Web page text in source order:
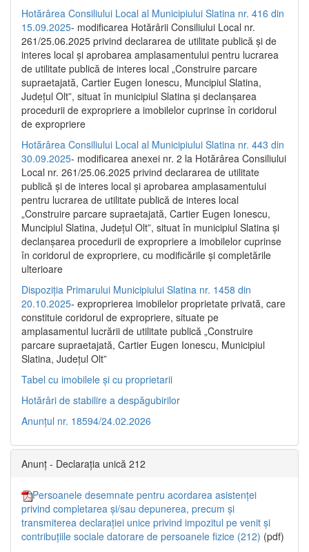
Hotărârea Consiliului Local al Municipiului Slatina nr. 416 din
15.09.2025- modificarea Hotărârii Consiliului Local nr.
261/25.06.2025 privind declararea de utilitate publică și de
interes local și aprobarea amplasamentului pentru lucrarea
de utilitate publică de interes local „Construire parcare
supraetajată, Cartier Eugen Ionescu, Muncipiul Slatina,
Județul Olt”, situat în municipiul Slatina și declanșarea
procedurii de expropriere a imobilelor cuprinse în coridorul
de expropriere
Hotărârea Consiliului Local al Municipiului Slatina nr. 443 din
30.09.2025- modificarea anexei nr. 2 la Hotărârea Consiliului
Local nr. 261/25.06.2025 privind declararea de utilitate
publică şi de interes local şi aprobarea amplasamentului
pentru lucrarea de utilitate publică de interes local
„Construire parcare supraetajată, Cartier Eugen Ionescu,
Muncipiul Slatina, Judeţul Olt”, situat în municipiul Slatina şi
declanşarea procedurii de expropriere a imobilelor cuprinse
în coridorul de expropriere, cu modificările şi completările
ulterioare
Dispoziția Primarului Municipiului Slatina nr. 1458 din
20.10.2025- exproprierea imobilelor proprietate privată, care
constituie coridorul de expropriere, situate pe
amplasamentul lucrării de utilitate publică „Construire
parcare supraetajată, Cartier Eugen Ionescu, Municipiul
Slatina, Județul Olt”
Tabel cu imobilele și cu proprietarii
Hotărâri de stabilire a despăgubirilor
Anunțul nr. 18594/24.02.2026
Anunț - Declarația unică 212
Persoanele desemnate pentru acordarea asistenței
privind completarea și/sau depunerea, precum și
transmiterea declarației unice privind impozitul pe venit și
contribuțiile sociale datorare de persoanele fizice (212) (pdf)